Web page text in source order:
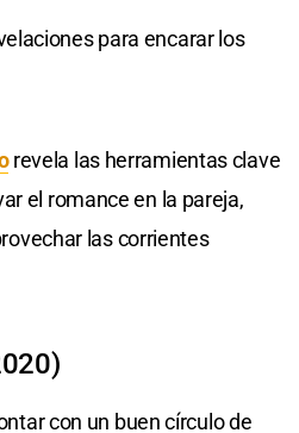
para encarar los
revela las herramientas clave
el romance en la pareja,
las corrientes
con un buen círculo de